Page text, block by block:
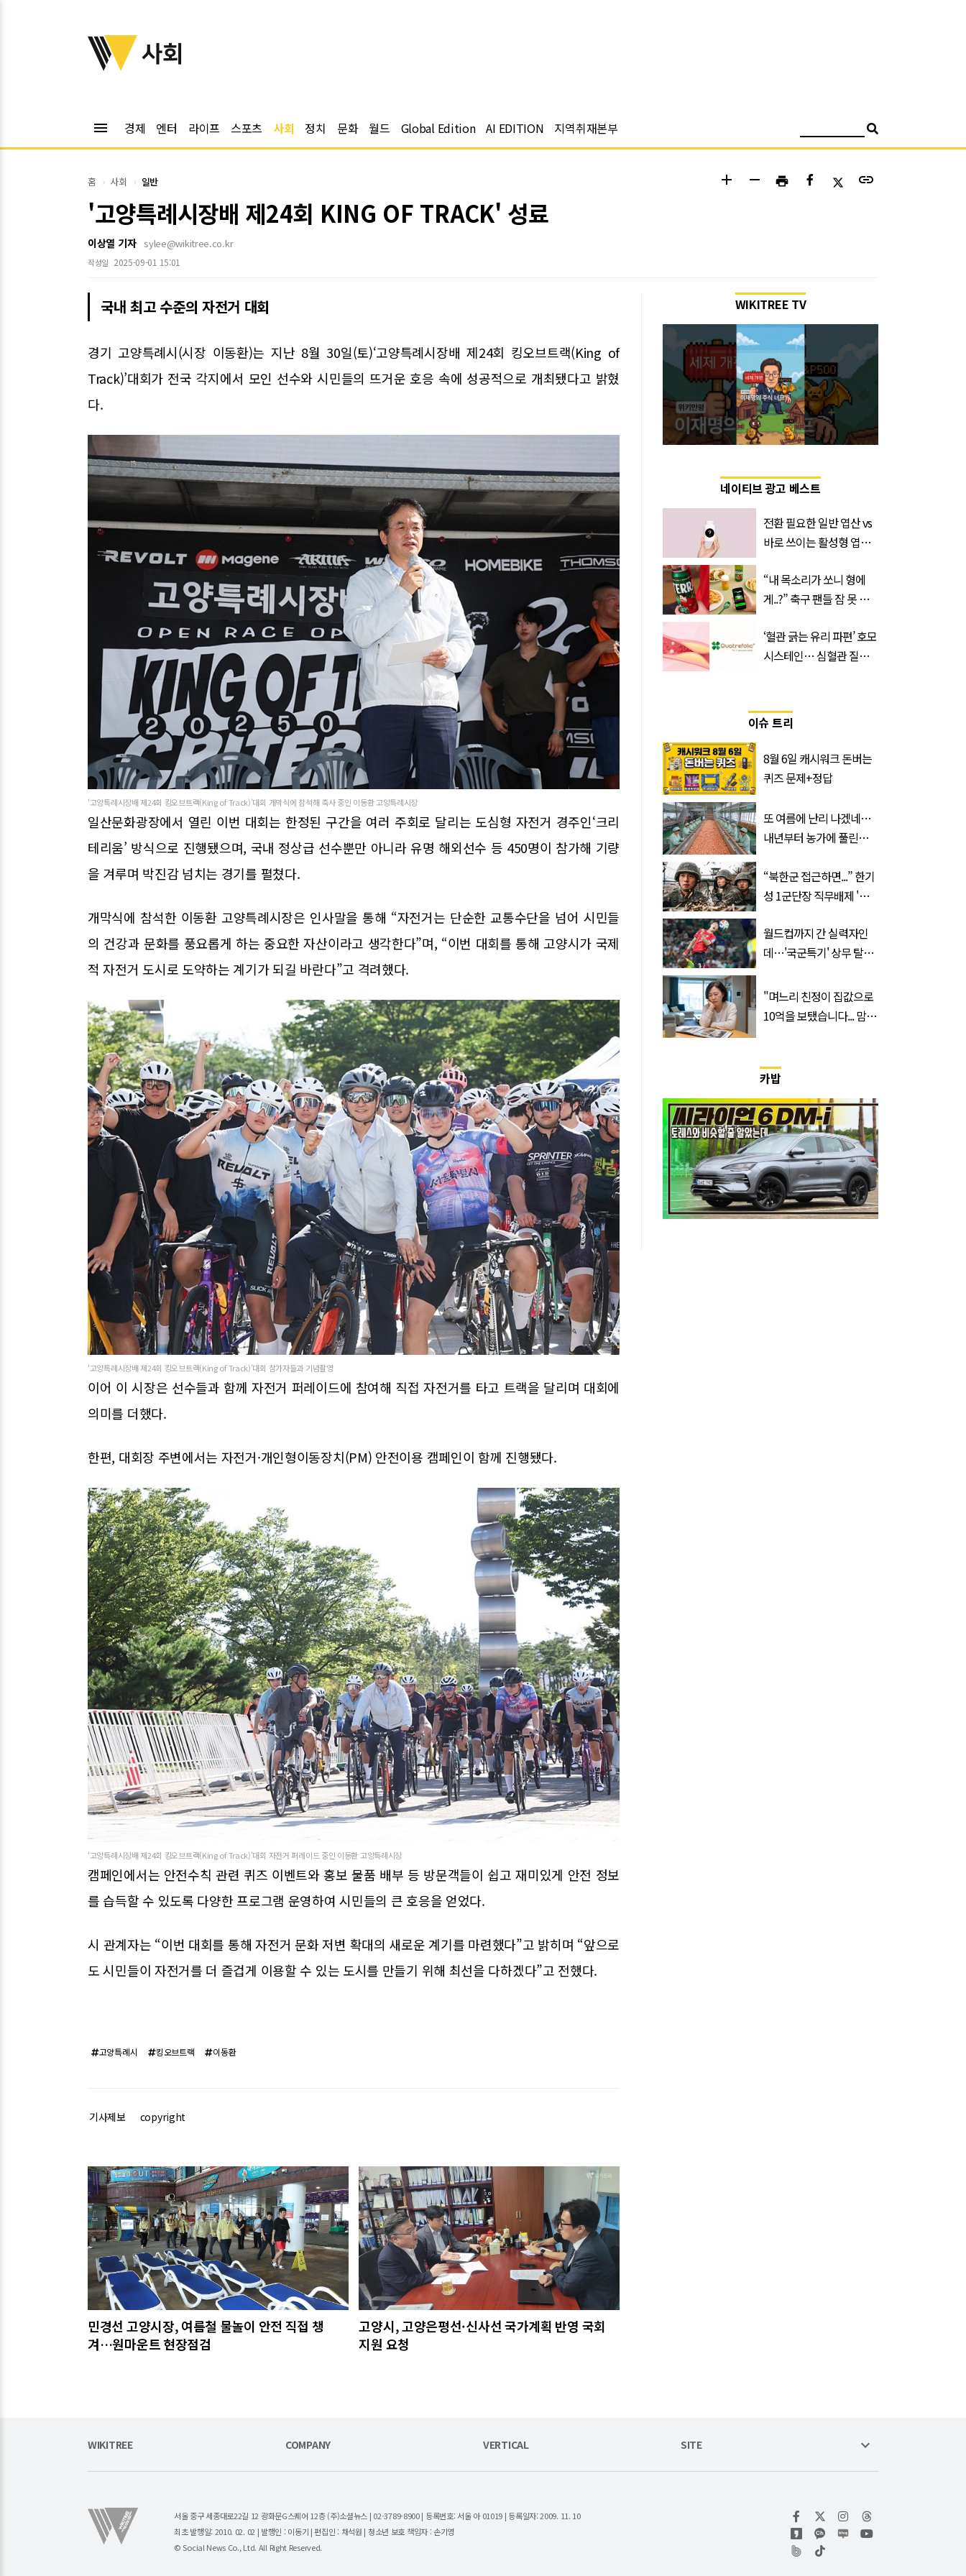
위키트리
사회
menu 경제 엔터 라이프 스포츠 사회 정치 문화 월드 Global Edition AI EDITION 지역취재본부
홈 사회 일반 add remove print link
'고양특례시장배 제24회 KING OF TRACK' 성료
이상열 기자 sylee@wikitree.co.kr
작성일 2025-09-01 15:01
국내 최고 수준의 자전거 대회
경기 고양특례시(시장 이동환)는 지난 8월 30일(토)‘고양특례시장배 제24회 킹오브트랙(King of
Track)’대회가 전국 각지에서 모인 선수와 시민들의 뜨거운 호응 속에 성공적으로 개최됐다고 밝혔
다.
‘고양특례시장배 제24회 킹오브트랙(King of Track)’대회 개막식에 참석해 축사 중인 이동환 고양특례시장
일산문화광장에서 열린 이번 대회는 한정된 구간을 여러 주회로 달리는 도심형 자전거 경주인‘크리
테리움’ 방식으로 진행됐으며, 국내 정상급 선수뿐만 아니라 유명 해외선수 등 450명이 참가해 기량
을 겨루며 박진감 넘치는 경기를 펼쳤다.
개막식에 참석한 이동환 고양특례시장은 인사말을 통해 “자전거는 단순한 교통수단을 넘어 시민들
의 건강과 문화를 풍요롭게 하는 중요한 자산이라고 생각한다”며, “이번 대회를 통해 고양시가 국제
적 자전거 도시로 도약하는 계기가 되길 바란다”고 격려했다.
‘고양특례시장배 제24회 킹오브트랙(King of Track)’대회 참가자들과 기념촬영
이어 이 시장은 선수들과 함께 자전거 퍼레이드에 참여해 직접 자전거를 타고 트랙을 달리며 대회에
의미를 더했다.
한편, 대회장 주변에서는 자전거·개인형이동장치(PM) 안전이용 캠페인이 함께 진행됐다.
‘고양특례시장배 제24회 킹오브트랙(King of Track)’대회 자전거 퍼레이드 중인 이동환 고양특례시장
캠페인에서는 안전수칙 관련 퀴즈 이벤트와 홍보 물품 배부 등 방문객들이 쉽고 재미있게 안전 정보
를 습득할 수 있도록 다양한 프로그램 운영하여 시민들의 큰 호응을 얻었다.
시 관계자는 “이번 대회를 통해 자전거 문화 저변 확대의 새로운 계기를 마련했다”고 밝히며 “앞으로
도 시민들이 자전거를 더 즐겁게 이용할 수 있는 도시를 만들기 위해 최선을 다하겠다”고 전했다.
고양특례시 킹오브트랙 이동환
기사제보 copyright
관련기사
민경선 고양시장, 여름철 물놀이 안전 직접 챙
겨…원마운트 현장점검
고양시, 고양은평선·신사선 국가계획 반영 국회
지원 요청
WIKITREE TV
네이티브 광고 베스트
전환 필요한 일반 엽산 vs
바로 쓰이는 활성형 엽
‘Quatrefolic®’ 주목
“내 목소리가 쏘니 형에
게..?” 축구 팬들 잠 못 들
트
‘혈관 긁는 유리 파편’ 호모
시스테인… 심혈관 질환
이슈 트리
8월 6일 캐시워크 돈버는
퀴즈 문제+정답
또 여름에 난리 나겠네…
내년부터 농가에 풀린다는
“북한군 접근하면...” 한기
성 1군단장 직무배제 '사
월드컵까지 간 실력자인
데…'국군특기' 상무 탈락
"며느리 친정이 집값으로
10억을 보탰습니다... 맘이
카밥
keyboard_arrow_down
WIKITREE COMPANY VERTICAL SITE
서울 중구 세종대로22길 12 광화문G스퀘어 12층 (주)소셜뉴스 | 02-3789-8900 | 등록번호: 서울 아 01019 | 등록일자: 2009. 11. 10
최초 발행일: 2010. 02. 02 | 발행인 : 이동기 | 편집인 : 채석원 | 청소년 보호 책임자 : 손기영
© Social News Co., Ltd. All Right Reserved.
위키트리 페이스북위키트리 인스타그램
위키트리 유튜브
위키트리 틱톡